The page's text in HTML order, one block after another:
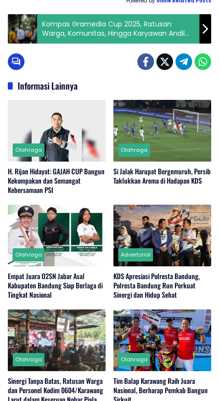
Kompas Gramedia Cup 2025, Ratusan
Warga, Komunitas, Hingga Karyawan Andil
Bersihkan Taman Maluku dan Taman Inklusi
Informasi Lainnya
Olahraga
H. Rijan Hidayat: GAJAH CUP Bangun
Kekompakan dan Semangat
Kebersamaan PSI
Olahraga
Si Jalak Harupat Bergemuruh, Persib
Taklukkan Arema di Hadapan KDS
Olahraga
Empat Juara O2SN Jabar Asal
Kabupaten Bandung Siap Berlaga di
Tingkat Nasional
Advertorial
KDS Apresiasi Polresta Bandung,
Polresta Bandung Run Perkuat
Sinergi dan Hidup Sehat
Olahraga
Sinergi Tanpa Batas, Ratusan Warga
dan Personel Kodim 0604/Karawang
Olahraga
Tim Balap Karawang Raih Juara
Nasional, Berharap Pemkab Bangun